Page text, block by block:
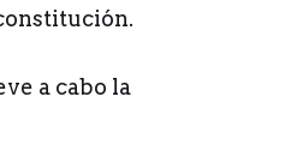
a cabo la